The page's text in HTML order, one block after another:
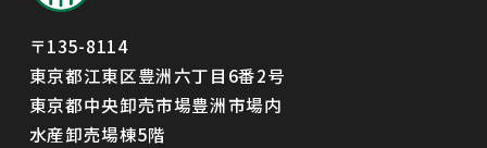
〒135-8114
東京都江東区豊洲六丁目6番2号
東京都中央卸売市場豊洲市場内
水産卸売場棟5階